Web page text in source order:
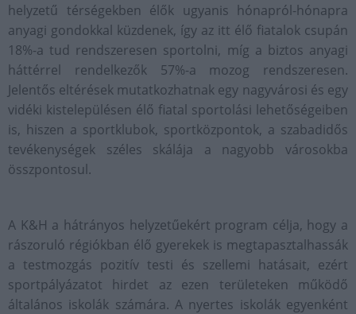
helyzetű térségekben élők ugyanis hónapról-hónapra
anyagi gondokkal küzdenek, így az itt élő fiatalok csupán
18%-a tud rendszeresen sportolni, míg a biztos anyagi
háttérrel rendelkezők 57%-a mozog rendszeresen.
Jelentős eltérések mutatkozhatnak egy nagyvárosi és egy
vidéki kistelepülésen élő fiatal sportolási lehetőségeiben
is, hiszen a sportklubok, sportközpontok, a szabadidős
tevékenységek széles skálája a nagyobb városokba
összpontosul.
A K&H a hátrányos helyzetűekért program célja, hogy a
rászoruló régiókban élő gyerekek is megtapasztalhassák
a testmozgás pozitív testi és szellemi hatásait, ezért
sportpályázatot hirdet az ezen területeken működő
általános iskolák számára. A nyertes iskolák egyenként